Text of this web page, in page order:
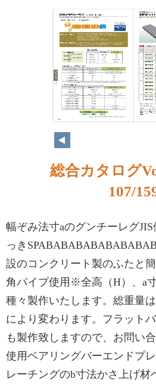
総合カタログ
107/
幅ぞみ法寸aのグンチーレグ
っき
設のコンクリート製のふたと
角パイプ使用※全高（H）、a
種々製作いたします。総重量
により変わります。フラット
も製作致しますので、お問い
使用ベアリングバーエンドプ
レーチングのb寸法かさ上げ材